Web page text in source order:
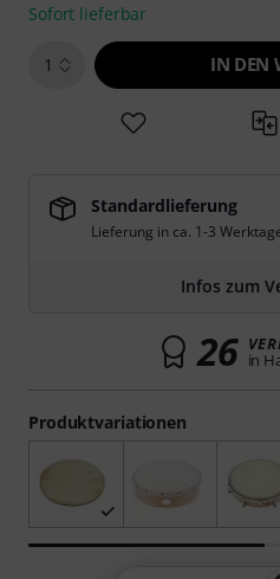
Produktvariationen
Sofort lieferbar
1 IN DEN
Standardlieferung
Lieferung in ca. 1-3
Infos zum
26 in